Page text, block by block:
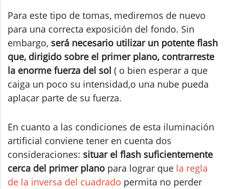
Para este tipo de tomas, mediremos de nuevo
para una correcta exposición del fondo. Sin
embargo, será necesario utilizar un potente flash
que, dirigido sobre el primer plano, contrarreste
la enorme fuerza del sol ( o bien esperar a que
caiga un poco su intensidad,o una nube pueda
aplacar parte de su fuerza.
En cuanto a las condiciones de esta iluminación
artificial conviene tener en cuenta dos
consideraciones: situar el flash suficientemente
cerca del primer plano para lograr que la regla
de la inversa del cuadrado permita no perder